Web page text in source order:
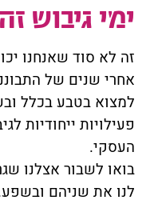
ימי גיבוש
זה לא סוד שאנחנו
אחרי שנים של
למצוא בטבע בכלל
פעילויות ייחודיות
העסקי.
בואו לשבור אצלנו
לנו את שניהם